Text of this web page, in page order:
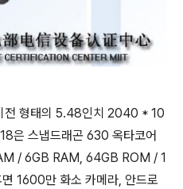
전 형태의 5.48인치 2040 * 10
은 스냅드래곤 630 옥타코어
/ 6GB RAM, 64GB ROM / 1
1600만 화소 카메라, 안드로